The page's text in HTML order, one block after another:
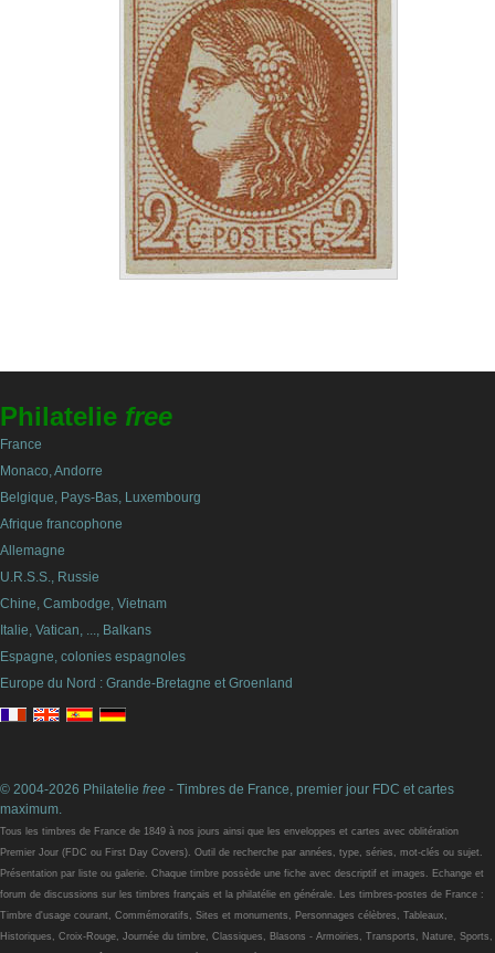
Philatelie free
France
Monaco, Andorre
Belgique, Pays-Bas, Luxembourg
Afrique francophone
Allemagne
U.R.S.S., Russie
Chine, Cambodge, Vietnam
Italie, Vatican, ..., Balkans
Espagne, colonies espagnoles
Europe du Nord : Grande-Bretagne et Groenland
© 2004-2026 Philatelie free - Timbres de France, premier jour FDC et cartes
maximum.
Tous les timbres de France de 1849 à nos jours ainsi que les enveloppes et cartes avec oblitération
Premier Jour (FDC ou First Day Covers). Outil de recherche par années, type, séries, mot-clés ou sujet.
Présentation par liste ou galerie. Chaque timbre possède une fiche avec descriptif et images. Echange et
forum de discussions sur les timbres français et la philatélie en générale. Les timbres-postes de France :
Timbre d'usage courant, Commémoratifs, Sites et monuments, Personnages célèbres, Tableaux,
Historiques, Croix-Rouge, Journée du timbre, Classiques, Blasons - Armoiries, Transports, Nature, Sports,